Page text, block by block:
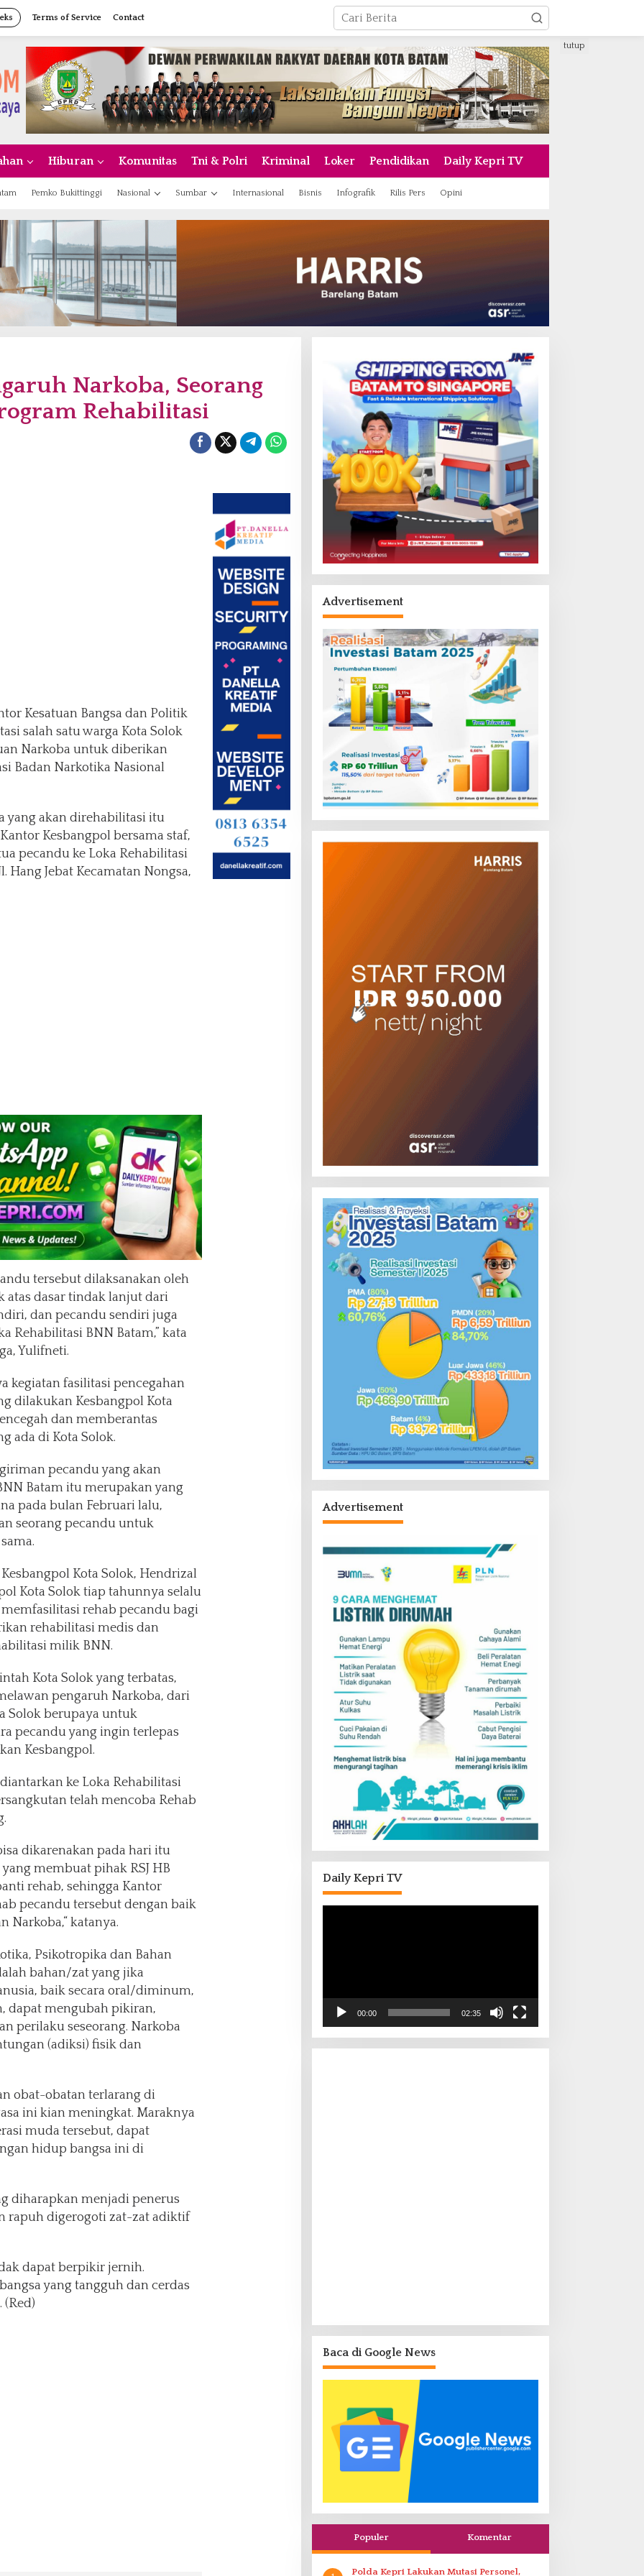
Terms of Service Contact
Hiburan Komunitas Tni & Polri Kriminal Loker Pendidikan Daily Kepri TV
Pemko Bukittinggi Nasional Sumbar Internasional Bisnis Infografik Rilis Pers Opini
tutup
Narkoba, Seorang
Rehabilitasi
Kesatuan Bangsa dan Politik
salah satu warga Kota Solok
Narkoba untuk diberikan
Badan Narkotika Nasional
yang akan direhabilitasi itu
Kesbangpol bersama staf,
pecandu ke Loka Rehabilitasi
Hang Jebat Kecamatan Nongsa,
tersebut dilaksanakan oleh
atas dasar tindak lanjut dari
dan pecandu sendiri juga
Rehabilitasi BNN Batam,” kata
Yulifneti.
kegiatan fasilitasi pencegahan
dilakukan Kesbangpol Kota
dan memberantas
ada di Kota Solok.
pecandu yang akan
Batam itu merupakan yang
pada bulan Februari lalu,
seorang pecandu untuk
Kota Solok, Hendrizal
Kota Solok tiap tahunnya selalu
rehab pecandu bagi
rehabilitasi medis dan
milik BNN.
Kota Solok yang terbatas,
pengaruh Narkoba, dari
Solok berupaya untuk
pecandu yang ingin terlepas
Kesbangpol.
ke Loka Rehabilitasi
telah mencoba Rehab
dikarenakan pada hari itu
membuat pihak RSJ HB
rehab, sehingga Kantor
pecandu tersebut dengan baik
Narkoba,“ katanya.
Psikotropika dan Bahan
bahan/zat yang jika
baik secara oral/diminum,
dapat mengubah pikiran,
perilaku seseorang. Narkoba
(adiksi) fisik dan
obat-obatan terlarang di
ini kian meningkat. Maraknya
muda tersebut, dapat
hidup bangsa ini di
diharapkan menjadi penerus
rapuh digerogoti zat-zat adiktif
dapat berpikir jernih.
yang tangguh dan cerdas
Advertisement
Advertisement
Daily Kepri TV
00:00 02:35
Baca di Google News
Populer Komentar
Polda Kepri Lakukan Mutasi Personel,